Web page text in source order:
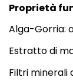
Proprietà
Alga-Gorria:
Estratto di
Filtri